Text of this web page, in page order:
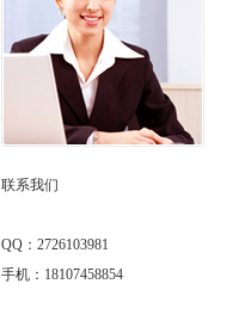
联系我们
QQ：2726103981
手机：18107458854